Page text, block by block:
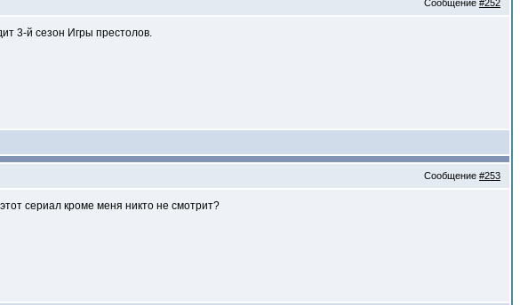
Сообщение #252
3-й сезон Игры престолов.
Сообщение #253
сериал кроме меня никто не смотрит?